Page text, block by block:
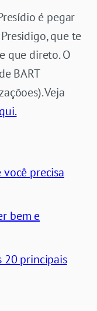
é pegar
que te
que direto. O
BART
Veja
você precisa
bem e
20 principais